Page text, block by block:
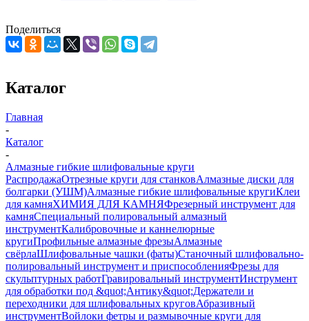
Поделиться
Каталог
Главная
-
Каталог
-
Алмазные гибкие шлифовальные круги
РаспродажаОтрезные круги для станковАлмазные диски для
болгарки (УШМ)Алмазные гибкие шлифовальные кругиКлеи
для камняХИМИЯ ДЛЯ КАМНЯФрезерный инструмент для
камняСпециальный полировальный алмазный
инструментКалибровочные и каннелюрные
кругиПрофильные алмазные фрезыАлмазные
свёрлаШлифовальные чашки (фаты)Станочный шлифовально-
полировальный инструмент и приспособленияФрезы для
скульптурных работГравировальный инструментИнструмент
для обработки под &quot;Антику&quot;Держатели и
переходники для шлифовальных круговАбразивный
инструментВойлоки фетры и размывочные круги для